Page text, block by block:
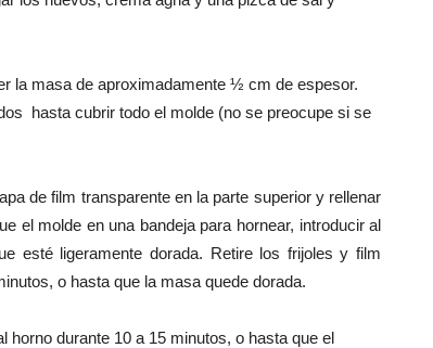
la masa de aproximadamente ½ cm de espesor.
hasta cubrir todo el molde (no se preocupe si se
de film transparente en la parte superior y rellenar
el molde en una bandeja para hornear, introducir al
esté ligeramente dorada. Retire los frijoles y film
o hasta que la masa quede dorada.
horno durante 10 a 15 minutos, o hasta que el